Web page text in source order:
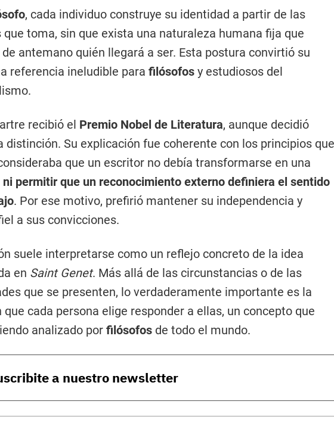
, cada individuo construye su identidad a partir de las
que toma, sin que exista una naturaleza humana fija que
antemano quién llegará a ser. Esta postura convirtió su
referencia ineludible para filósofos y estudiosos del
recibió el Premio Nobel de Literatura, aunque decidió
distinción. Su explicación fue coherente con los principios que
que un escritor no debía transformarse en una
permitir que un reconocimiento externo definiera el sentido
. Por ese motivo, prefirió mantener su independencia y
a sus convicciones.
suele interpretarse como un reflejo concreto de la idea
en Saint Genet. Más allá de las circunstancias o de las
que se presenten, lo verdaderamente importante es la
que cada persona elige responder a ellas, un concepto que
analizado por filósofos de todo el mundo.
a nuestro newsletter